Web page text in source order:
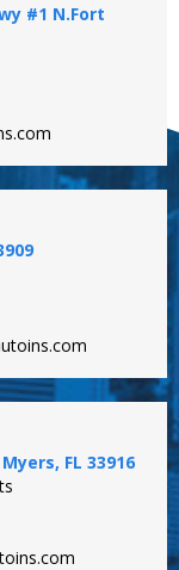
#1 N.Fort
FL 33916